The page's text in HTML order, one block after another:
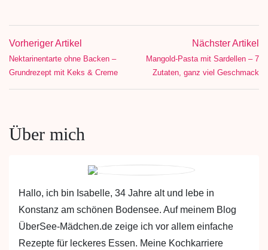
Vorheriger Artikel
Nektarinentarte ohne Backen –
Grundrezept mit Keks & Creme
Nächster Artikel
Mangold-Pasta mit Sardellen – 7
Zutaten, ganz viel Geschmack
Über mich
Hallo, ich bin Isabelle, 34 Jahre alt und lebe in
Konstanz am schönen Bodensee. Auf meinem Blog
ÜberSee-Mädchen.de zeige ich vor allem einfache
Rezepte für leckeres Essen. Meine Kochkarriere